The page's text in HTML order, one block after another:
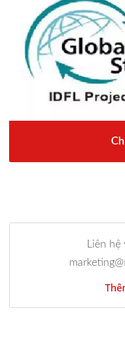
Liên hệ